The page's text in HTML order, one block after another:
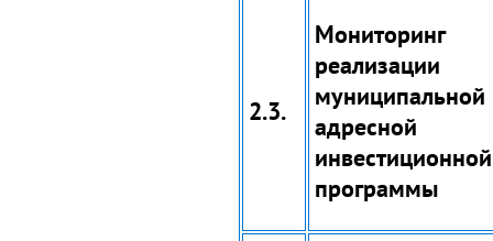
2.3.
Мониторинг
реализации
муниципальной
адресной
инвестиционной
программы